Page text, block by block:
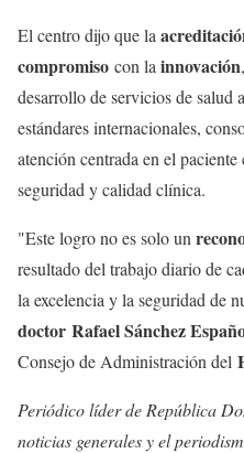
El centro dijo que la
compromiso con la innovación
desarrollo de servicios de salud
estándares internacionales,
atención centrada en el
seguridad y calidad clínica.
"Este logro no es solo un
resultado del trabajo diario de
la excelencia y la seguridad de
doctor Rafael Sánchez
Consejo de Administración del
Periódico líder de República
noticias generales y el